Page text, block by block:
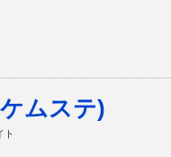
ムステ)
ト